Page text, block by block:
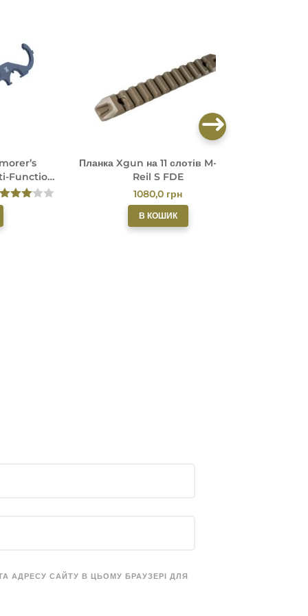
Function
Оцінен
3.00
Планка Xgun на 11 слотів M-LOK
Reil S FDE
1080,0 грн
В КОШИК
АДРЕСУ САЙТУ В ЦЬОМУ БРАУЗЕРІ ДЛЯ